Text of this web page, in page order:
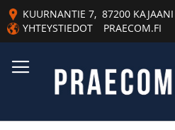
Skip
to
Content
KUURNANTIE 7, 87200 KAJAANI
YHTEYSTIEDOT
PRAECOM.FI